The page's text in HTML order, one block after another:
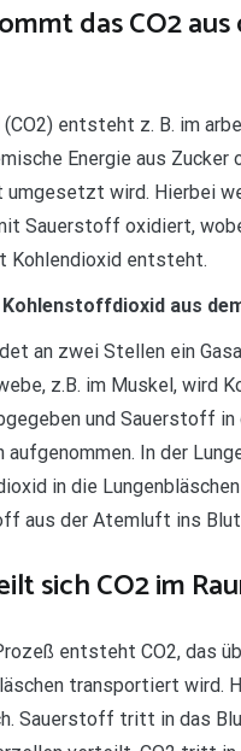
das CO2 aus
(CO2) entsteht z. B. im
Energie aus Zucker
umgesetzt wird. Hierbei
Sauerstoff oxidiert,
Kohlendioxid entsteht.
aus
an zwei Stellen ein
z.B. im Muskel, wird
und Sauerstoff in
aufgenommen. In der
in die
aus der Atemluft ins Blut
sich CO2 im
entsteht CO2, das
transportiert wird.
Sauerstoff tritt in das